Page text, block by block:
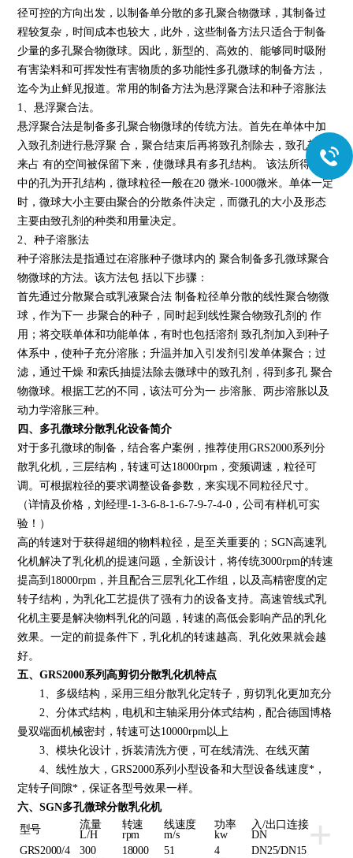
径可控的方向出发，以制备单分散的多孔聚合物微球，其制备过
程较复杂，时间成本也较大，此外，这些制备方法只适合于制备
少量的多孔聚合物微球。因此，新型的、高效的、能够同时吸附
有害染料和可挥发性有害物质的多功能性多孔微球的制备方法，
迄今为止鲜见报道。常用的制备方法为悬浮聚合法和种子溶胀法
1、悬浮聚合法。
悬浮聚合法是制备多孔聚合物微球的传统方法。首先在单体中加
入致孔剂进行悬浮聚 合，聚合结束后再将致孔剂除去，致孔剂原
来占 有的空间被保留下来，使微球具有多孔结构。 该法所得微球
中的孔为开孔结构，微球粒径一般在20 微米-1000微米。单体一定
时，微球大小主要由聚合的分散条件决定，而微孔的大小及形态
主要由致孔剂的种类和用量决定。
2、种子溶胀法
种子溶胀法是指通过在溶胀种子微球内的 聚合制备多孔微球聚合
物微球的方法。该方法包 括以下步骤：
首先通过分散聚合或乳液聚合法 制备粒径单分散的线性聚合物微
球，作为下一 步聚合的种子，同时起到线性聚合物致孔剂的 作
用；将交联单体和功能单体，有时也包括溶剂 致孔剂加入到种子
体系中，使种子充分溶胀；升温并加入引发剂引发单体聚合；过
滤，通过干燥 和索氏抽提法除去微球中的致孔剂，得到多孔 聚合
物微球。根据工艺的不同，该法可分为一 步溶胀、两步溶胀以及
动力学溶胀三种。
四、多孔微球分散乳化设备简介
对于多孔微球的制备，结合客户案例，推荐使用GRS2000系列分
散乳化机，三层结构，转速可达18000rpm，变频调速，粒径可
调。可根据粒径的要求调整设备参数，来实现不同粒径尺寸。
（详情及价格，刘经理-1-3-6-8-1-6-7-9-7-4-0，公司有样机可实
验！）
高的转速对于获得超细的物料粒径，是至关重要的；SGN高速乳
化机解决了乳化机的提速问题，全新设计，将传统3000rpm的转速
提高到18000rpm，并且配合三层乳化工作组，以及高精密度的定
转子结构，为乳化工艺提供了强有力的设备支持。高速管线式乳
化机主要是解决物料乳化的问题，转速的高低会影响产品的乳化
效果。一定的前提条件下，乳化机的转速越高、乳化效果就会越
好。
五、GRS2000系列高剪切分散乳化机特点
1、多级结构，采用三组分散乳化定转子，剪切乳化更加充分
2、分体式结构，电机和主轴采用分体式结构，配合德国博格
曼双端面机械密封，转速可达10000rpm以上
3、模块化设计，拆装清洗方便，可在线清洗、在线灭菌
4、线性放大，GRS2000系列小型设备和大型设备线速度*，
定转子间隙*，保证各型号效果一样。
六、SGN多孔微球分散乳化机
+
型号
流量
L/H
转速
rpm
线速度
m/s
功率
kw
入/出口连接
DN
GRS2000/4
300 18000 51 4
DN25/DN15